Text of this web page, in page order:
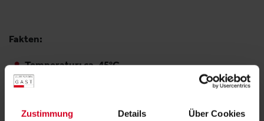
Zustimmung Details Über Cookies
Fakten:
Temperatur: ca. 45°C
Luftfeuchtigkeit: ca. 90%